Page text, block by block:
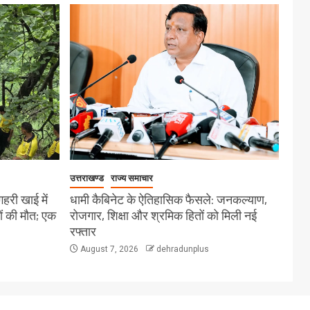
खाई में
की मौत; एक
उत्तराखण्ड राज्य समाचार
धामी कैबिनेट के ऐतिहासिक फैसले: जनकल्याण,
रोजगार, शिक्षा और श्रमिक हितों को मिली नई
रफ्तार
August 7, 2026 dehradunplus